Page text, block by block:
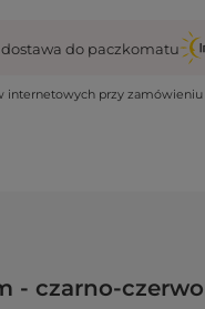
do paczkomatu
internetowych przy
- czarno-